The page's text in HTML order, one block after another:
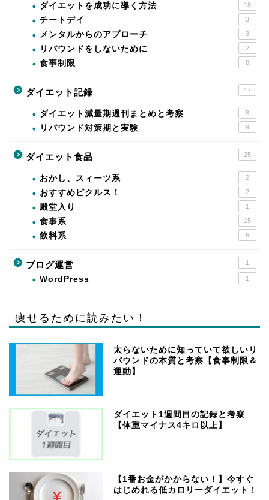
ダイエットを成功に導く方法 18
チートデイ 3
メンタルからのアプローチ 3
リバウンドをしないために 2
食事制限 8
ダイエット記録 17
ダイエット減量期週刊まとめと考察 8
リバウンド対策期と実験 9
ダイエット食品 25
おかし、スィーツ系 2
おすすめピクルス！ 2
殿堂入り 1
食事系 15
飲料系 6
ブログ運営 1
WordPress 1
痩せるために読みたい！
太らないために知っていて欲しいリ
バウンドの本質と考察【食事制限＆
運動】
ダイエット1週間目の記録と考察
【体重マイナス4キロ以上】
【1番お金がかからない！】今すぐ
はじめれる低カロリーダイエット！